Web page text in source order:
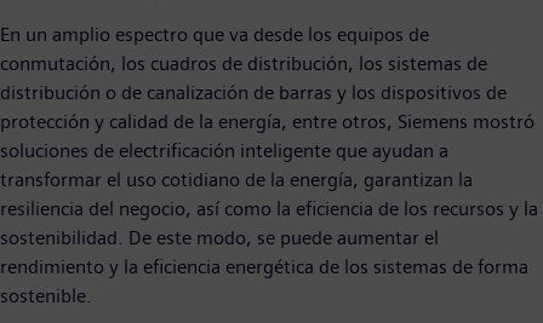
En un amplio espectro que va desde los equipos de
conmutación, los cuadros de distribución, los sistemas de
distribución o de canalización de barras y los dispositivos de
protección y calidad de la energía, entre otros, Siemens mostró
soluciones de electrificación inteligente que ayudan a
transformar el uso cotidiano de la energía, garantizan la
resiliencia del negocio, así como la eficiencia de los recursos y la
sostenibilidad. De este modo, se puede aumentar el
rendimiento y la eficiencia energética de los sistemas de forma
sostenible.